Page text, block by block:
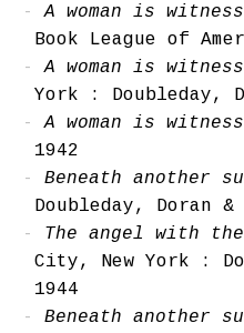
A woman is witness
Book League of
A woman is witness
York : Doubleday,
A woman is witness
1942
Beneath another
Doubleday, Doran
The angel with
City, New York :
1944
Beneath another